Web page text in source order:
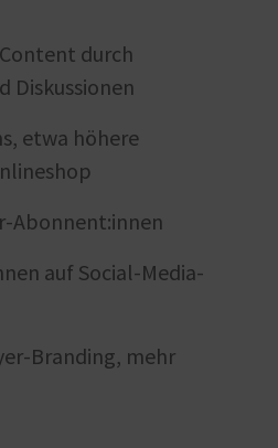
durch
Diskussionen
etwa höhere
Abonnent:innen
auf Social-Media-
Branding, mehr